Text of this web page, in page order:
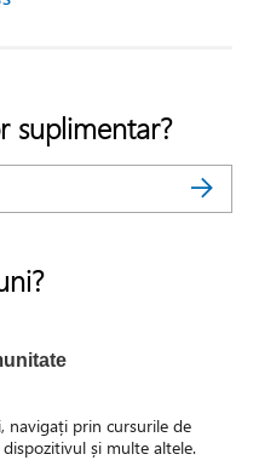
suplimentar?
navigați prin cursurile de
și multe altele.